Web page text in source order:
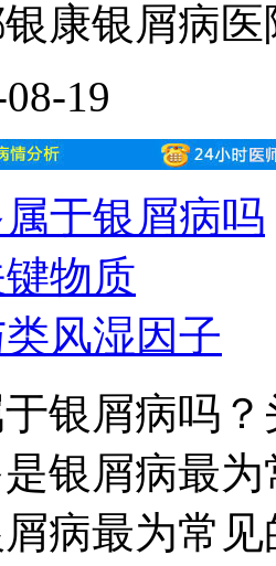
康银屑病医
19
于银屑病吗
物质
风湿因子
银屑病吗
银屑病最
病最为常